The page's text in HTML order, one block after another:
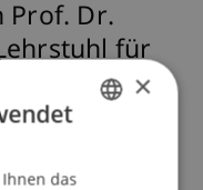
Prof. Dr.
für
×
das